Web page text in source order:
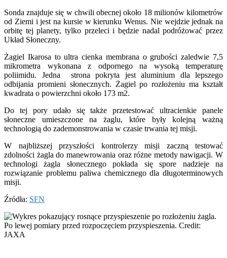
Sonda znajduje się w chwili obecnej około 18 milionów kilometrów
od Ziemi i jest na kursie w kierunku Wenus. Nie wejdzie jednak na
orbitę tej planety, tylko przeleci i będzie nadal podróżować przez
Układ Słoneczny.
Żagiel Ikarosa to ultra cienka membrana o grubości zaledwie 7,5
mikrometra wykonana z odpornego na wysoką temperaturę
poliimidu. Jedna strona pokryta jest aluminium dla lepszego
odbijania promieni słonecznych. Żagiel po rozłożeniu ma kształt
kwadrata o powierzchni około 173 m2.
Do tej pory udało się także przetestować ultracienkie panele
słoneczne umieszczone na żaglu, które były kolejną ważną
technologią do zademonstrowania w czasie trwania tej misji.
W najbliższej przyszłości kontrolerzy misji zaczną testować
zdolności żagla do manewrowania oraz różne metody nawigacji. W
technologi żagla słonecznego pokłada się spore nadzieje na
rozwiązanie problemu paliwa chemicznego dla długoterminowych
misji.
Źródła: SFN